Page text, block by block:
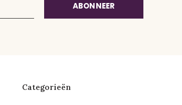
ABONNEER
Categorieën